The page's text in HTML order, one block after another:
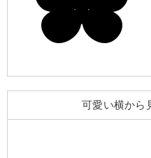
可愛い横から